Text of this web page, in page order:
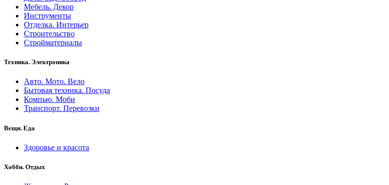
Мебель. Декор
Инструменты
Отделка. Интерьер
Строительство
Стройматериалы
Техника. Электроника
Авто. Мото. Вело
Бытовая техника. Посуда
Компью. Моби
Транспорт. Перевозки
Вещи. Еда
Здоровье и красота
Хобби. Отдых